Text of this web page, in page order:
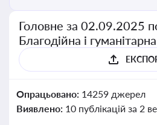
Головне за 02.09.2025
Благодійна і
Опрацьовано: 14259 джерел
Виявлено: 10 публікацій за 2